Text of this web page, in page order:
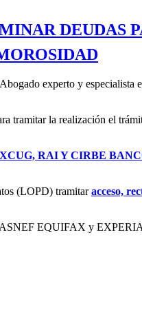
DEUDAS
experto y especialista
tramitar la realización el
RAI Y CIRBE
(LOPD) tramitaracceso,
ASNEF EQUIFAX y